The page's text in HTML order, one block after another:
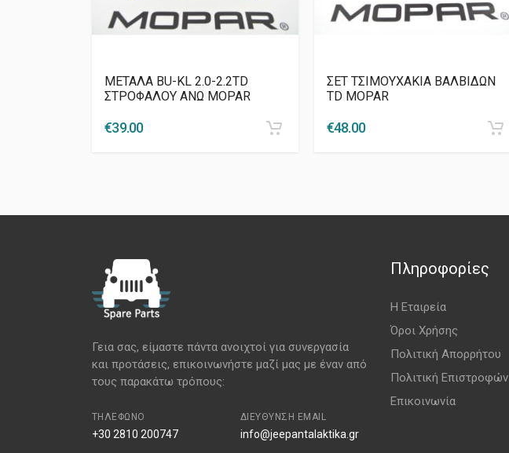
ΜΕΤΑΛΑ BU-KL 2.0-2.2TD
ΣΤΡΟΦΑΛΟΥ ΑΝΩ MOPAR
€39.00
ΣΕΤ ΤΣΙΜΟΥΧΑΚΙΑ ΒΑΛΒΙΔΩΝ
TD MOPAR
€48.00
Γεια σας, είμαστε πάντα ανοιχτοί για συνεργασία
και προτάσεις, επικοινωνήστε μαζί μας με έναν από
τους παρακάτω τρόπους:
ΤΗΛΈΦΩΝΟ
+30 2810 200747
ΔΙΕΎΘΥΝΣΗ EMAIL
info@jeepantalaktika.gr
Πληροφορίες
Η Εταιρεία
Όροι Χρήσης
Πολιτική Απορρήτου
Πολιτική Επιστροφών
Επικοινωνία